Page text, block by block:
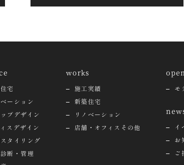
宅
ベーション
プデザイン
スデザイン
タイリング
断・管理
works
施工実績
新築住宅
リノベーション
店舗・オフィスその他
モ
イ
お
ご